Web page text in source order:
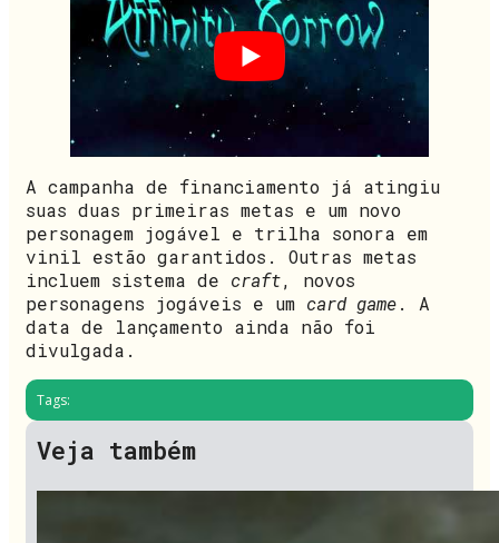
A campanha de financiamento já atingiu
suas duas primeiras metas e um novo
personagem jogável e trilha sonora em
vinil estão garantidos. Outras metas
incluem sistema de craft, novos
personagens jogáveis e um card game. A
data de lançamento ainda não foi
divulgada.
Tags:
Veja também